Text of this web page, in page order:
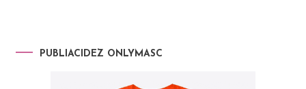
PUBLIACIDEZ ONLYMASC